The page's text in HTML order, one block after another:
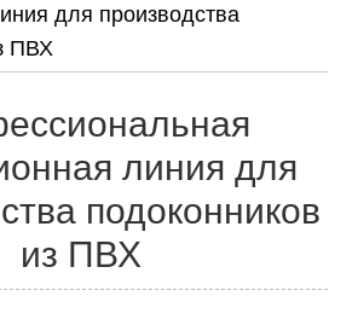
для производства
ПВХ
линия для
подоконников
из ПВХ